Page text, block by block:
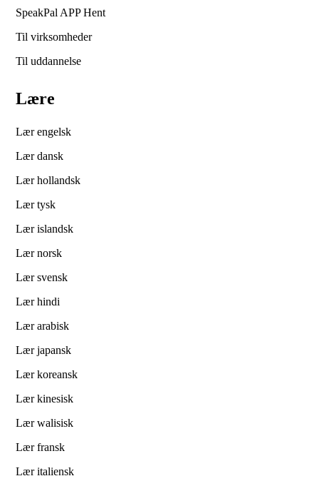
SpeakPal APP Hent
Til virksomheder
Til uddannelse
Lære
Lær engelsk
Lær dansk
Lær hollandsk
Lær tysk
Lær islandsk
Lær norsk
Lær svensk
Lær hindi
Lær arabisk
Lær japansk
Lær koreansk
Lær kinesisk
Lær walisisk
Lær fransk
Lær italiensk